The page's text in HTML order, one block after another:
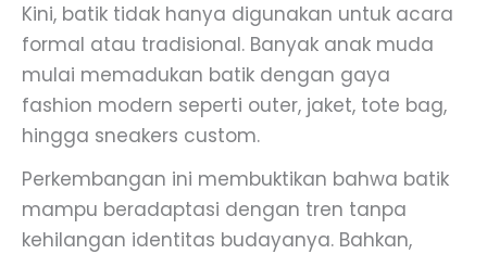
Kini, batik tidak hanya digunakan untuk acara
formal atau tradisional. Banyak anak muda
mulai memadukan batik dengan gaya
fashion modern seperti outer, jaket, tote bag,
hingga sneakers custom.
Perkembangan ini membuktikan bahwa batik
mampu beradaptasi dengan tren tanpa
kehilangan identitas budayanya. Bahkan,